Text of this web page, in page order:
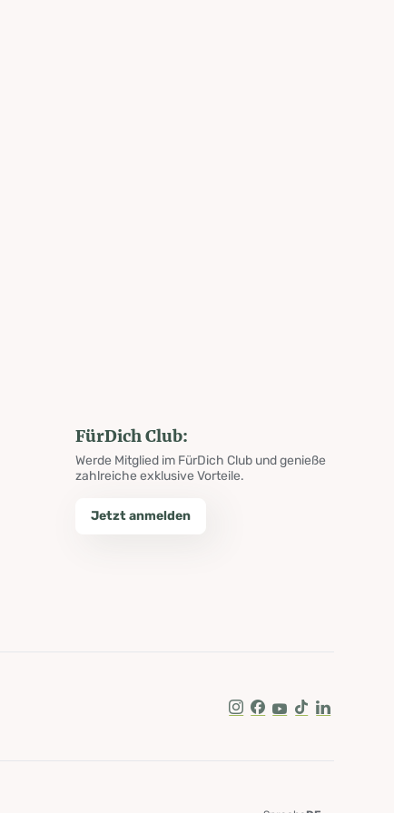
FürDich Club:
Werde Mitglied im FürDich Club und genieße
zahlreiche exklusive Vorteile.
Jetzt anmelden
Instagram
Facebook
Youtube
Tik TokLinkedIn